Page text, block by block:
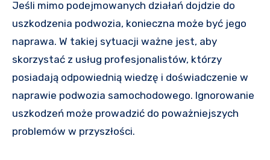
Jeśli mimo podejmowanych działań dojdzie do
uszkodzenia podwozia, konieczna może być jego
naprawa. W takiej sytuacji ważne jest, aby
skorzystać z usług profesjonalistów, którzy
posiadają odpowiednią wiedzę i doświadczenie w
naprawie podwozia samochodowego. Ignorowanie
uszkodzeń może prowadzić do poważniejszych
problemów w przyszłości.